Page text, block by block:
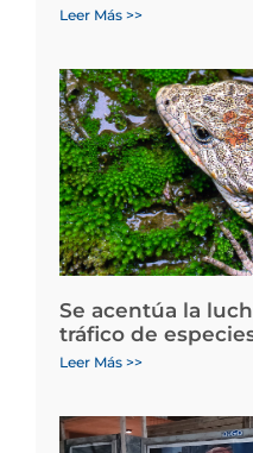
Leer Más >>
Se acentúa la
tráfico de
Leer Más >>